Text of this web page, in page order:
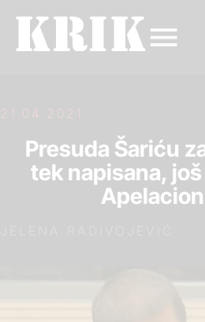
21.04.2021.
Presuda Šariću
tek napisana,